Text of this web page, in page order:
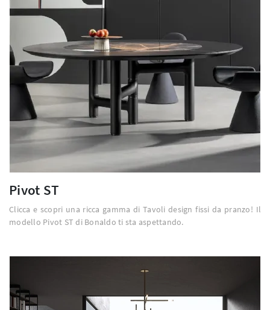
Pivot ST
Clicca e scopri una ricca gamma di Tavoli design fissi da pranzo! Il
modello Pivot ST di Bonaldo ti sta aspettando.